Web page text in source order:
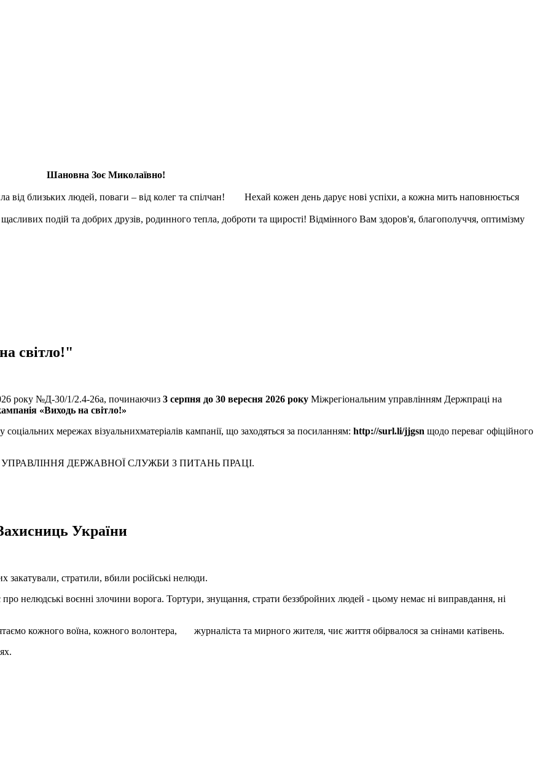
Шановна Зоє Миколаївно!
від близьких людей, поваги – від колег та спілчан! Нехай кожен день дарує нові успіхи, а кожна мить наповнюється
подій та добрих друзів, родинного тепла, доброти та щирості! Відмінного Вам здоров'я, благополуччя, оптимізму
світло!"
року №Д-30/1/2.4-26а, починаючиз 3 серпня до 30 вересня 2026 року Міжрегіональним управлінням Держпраці на
«Виходь на світло!»
мережах візуальнихматеріалів кампанії, що заходяться за посиланням: http://surl.li/jjgsn щодо переваг офіційного
УПРАВЛІННЯ ДЕРЖАВНОЇ СЛУЖБИ З ПИТАНЬ ПРАЦІ.
України
закатували, стратили, вбили російські нелюди.
нелюдські воєнні злочини ворога. Тортури, знущання, страти беззбройних людей - цьому немає ні виправдання, ні
кожного воїна, кожного волонтера, журналіста та мирного жителя, чиє життя обірвалося за снінами катівень.